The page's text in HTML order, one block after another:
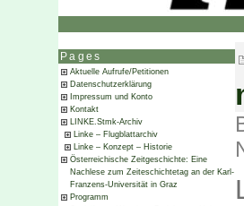
Pages
Aktuelle Aufrufe/Petitionen
Datenschutzerklärung
Impressum und Konto
Kontakt
LINKE.Stmk-Archiv
Linke – Flugblattarchiv
Linke – Konzept – Historie
Österreichische Zeitgeschichte: Eine
Nachlese zum Zeiteschichtetag an der Karl-
Franzens-Universität in Graz
Programm